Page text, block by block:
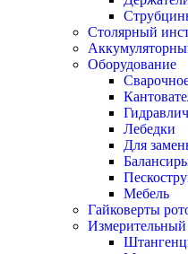
Столярный
Оборудование
Лебедки
Для
Мебель
Гайковерты